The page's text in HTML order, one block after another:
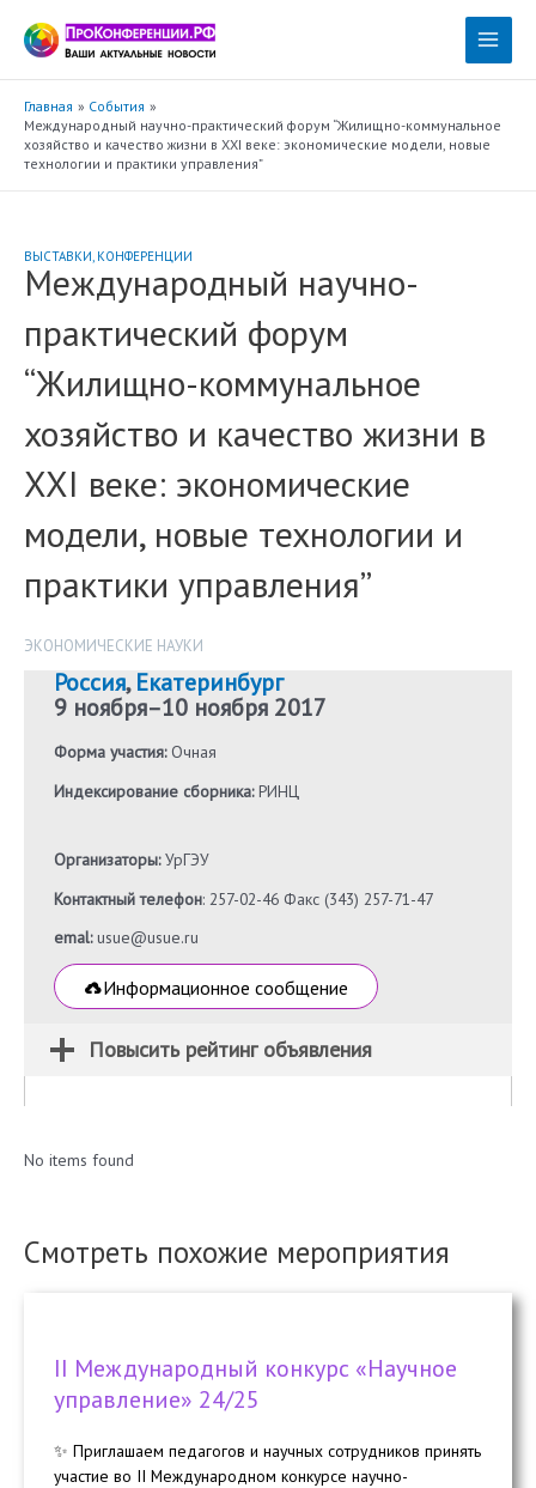
содержимому
Main
Главная
События
Международный научно-практический форум “Жилищно-коммунальное
хозяйство и качество жизни в XXI веке: экономические модели, новые
технологии и практики управления”
ВЫСТАВКИ, КОНФЕРЕНЦИИ
Международный научно-
практический форум
“Жилищно-коммунальное
хозяйство и качество жизни в
XXI веке: экономические
модели, новые технологии и
практики управления”
ЭКОНОМИЧЕСКИЕ НАУКИ
Россия,Екатеринбург
9 ноября–10 ноября 2017
Форма участия:Очная
Индексирование сборника:РИНЦ
Организаторы:УрГЭУ
Контактный телефон: 257-02-46 Факс (343) 257-71-47
emal:usue@usue.ru
Информационное сообщение
Повысить рейтинг объявления
No items found
Смотреть похожие мероприятия
II Международный конкурс «Научное
управление» 24/25
✨ Приглашаем педагогов и научных сотрудников принять
участие во II Международном конкурсе научно-